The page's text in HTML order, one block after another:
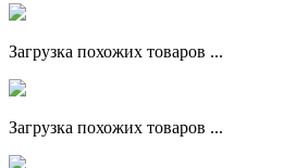
Загрузка похожих товаров ...
Загрузка похожих товаров ...